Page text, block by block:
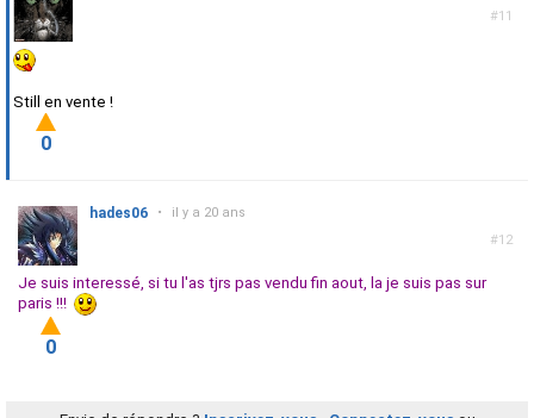
#11
Still en vente !
0
#12
hades06 • il y a 20 ans
Je suis interessé, si tu l'as tjrs pas vendu fin aout, la je suis pas sur
paris !!!
0